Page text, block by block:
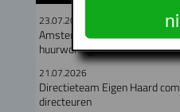
23.07.2026
Amsterdam verloor in een
huurwoningen
21.07.2026
Directieteam Eigen Haard
directeuren